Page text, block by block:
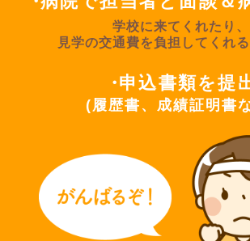
学校に来てくれたり、
見学の交通費を負担してくれる
申込書類を提
(履歴書、成績証明書